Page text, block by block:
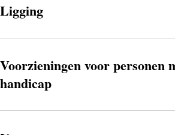
Ligging
Voorzieningen voor personen
handicap